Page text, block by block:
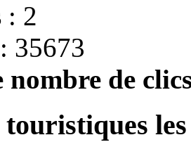
: 2
: 35673
de